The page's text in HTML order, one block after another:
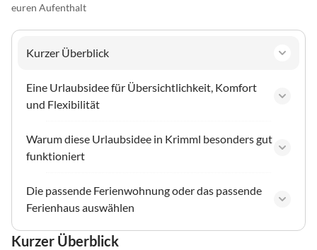
euren Aufenthalt
Kurzer Überblick
Eine Urlaubsidee für Übersichtlichkeit, Komfort
und Flexibilität
Warum diese Urlaubsidee in Krimml besonders gut
funktioniert
Die passende Ferienwohnung oder das passende
Ferienhaus auswählen
Kurzer Überblick